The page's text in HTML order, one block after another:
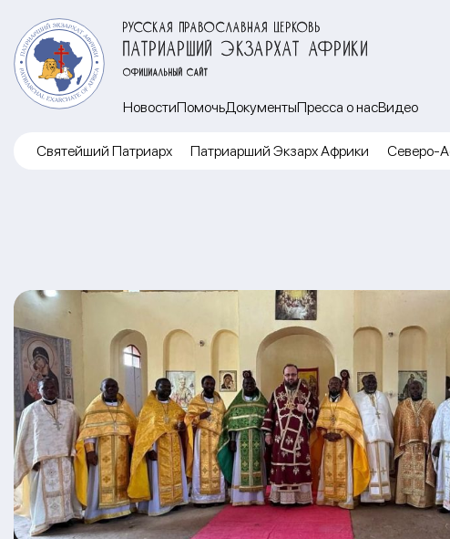
РУССКАЯ ПРАВОСЛАВНАЯ ЦЕРКОВЬ
ПАТРИАРШИЙ ЭКЗАРХАТ АФРИКИ
ОФИЦИАЛЬНЫЙ САЙТ
НовостиПомочьДокументыПресса о насВидео
Cвятейший Патриарх Патриарший Экзарх Африки Северо-